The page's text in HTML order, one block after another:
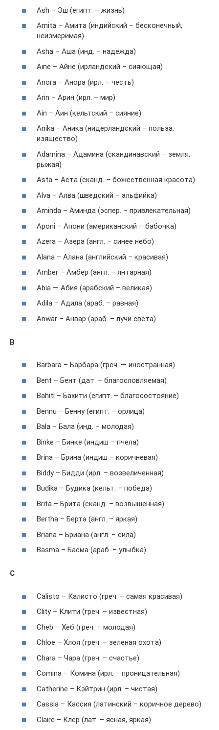
Ash – Эш (египт. – жизнь)
Amita – Амита (индийский – бесконечный,
неизмеримая)
Asha – Аша (инд. – надежда)
Aine – Айне (ирландский – сияющая)
Anora – Анора (ирл. – честь)
Arin – Арин (ирл. – мир)
Ain – Аин (кельтский – сияние)
Anika – Аника (нидерландский – польза,
изящество)
Adamina – Адамина (скандинавский – земля,
рыжая)
Asta – Аста (сканд. – божественная красота)
Alva – Алва (шведский – эльфийка)
Aminda – Аминда (эспер. – привлекательная)
Aponi – Апони (американский – бабочка)
Azera – Азера (англ. – синее небо)
Alana – Алана (английский – красивая)
Amber – Амбер (англ. – янтарная)
Abia — Абия (арабский – великая)
Adila – Адила (араб. – равная)
Anwar – Анвар (араб. – лучи света)
B
Barbara – Барбара (греч. — иностранная)
Bent – Бент (дат. – благословляемая)
Bahiti – Бахити (египт. – благосостояние)
Bennu – Бенну (египт. – орлица)
Bala – Бала (инд. – молодая)
Binke – Бинке (индиш – пчела)
Brina – Брина (индиш – коричневая)
Biddy – Бидди (ирл. – возвеличенная)
Budika – Будика (кельт. – победа)
Brita – Брита (сканд. – возвышенная)
Bertha – Берта (англ. – яркая)
Briana – Бриана (англ. – сила)
Basma – Басма (араб. – улыбка)
C
Calisto – Калисто (греч. – самая красивая)
Clity – Клити (греч. – известная)
Cheb – Хеб (греч. – молодая)
Chloe – Хлоя (греч. – зеленая охота)
Chara – Чара (греч. – счастье)
Comina – Комина (ирл. – проницательная)
Catherine – Кэйтрин (ирл. – чистая)
Cassia – Кассия (латинский – коричное дерево)
Claire – Клер (лат. – ясная, яркая)